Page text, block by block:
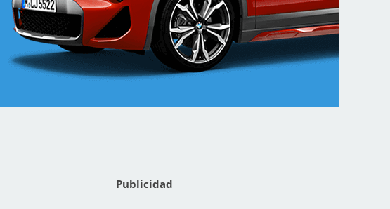
Publicidad